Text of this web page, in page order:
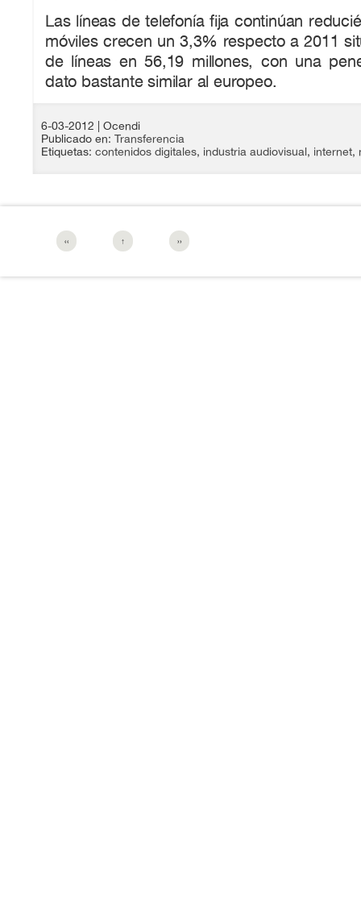
Las líneas de telefonía fija continúan
móviles crecen un 3,3% respecto a 2011
de líneas en 56,19 millones, con una
dato bastante similar al europeo.
6-03-2012
| Ocendi
Publicado en: Transferencia
Etiquetas: contenidos digitales, industria audiovisual, internet,
‹‹ ↑ ››